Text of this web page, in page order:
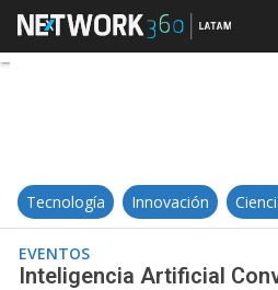
Tecnología Innovación
EVENTOS
Inteligencia Artificial